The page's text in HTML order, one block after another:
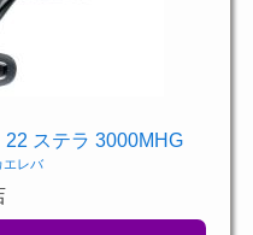
ステラ 3000MHG
エレバ